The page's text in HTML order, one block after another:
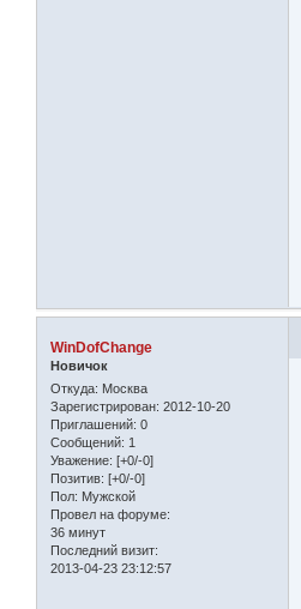
WinDofChange
Новичок
Откуда: Москва
Зарегистрирован: 2012-10-20
Приглашений: 0
Сообщений: 1
Уважение: [+0/-0]
Позитив: [+0/-0]
Пол: Мужской
Провел на форуме:
36 минут
Последний визит:
2013-04-23 23:12:57